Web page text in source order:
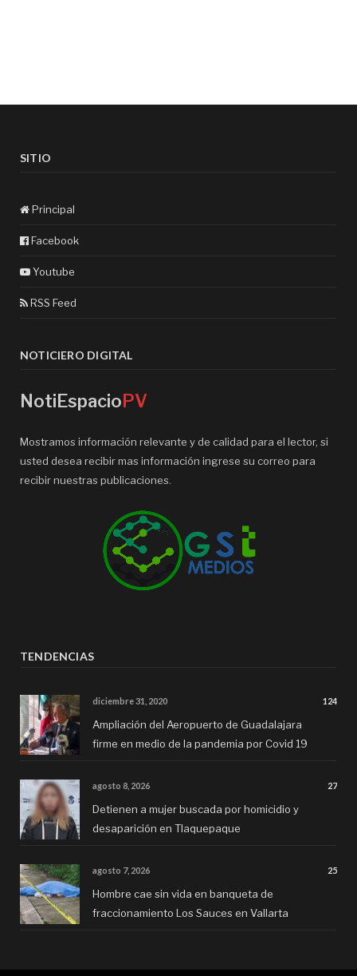
SITIO
Principal
Facebook
Youtube
RSS Feed
NOTICIERO DIGITAL
NotiEspacio PV
Mostramos información relevante y de calidad para el lector, si
usted desea recibir mas información ingrese su correo para
recibir nuestras publicaciones.
TENDENCIAS
diciembre 31, 2020 124
Ampliación del Aeropuerto de Guadalajara
firme en medio de la pandemia por Covid 19
agosto 8, 2026 27
Detienen a mujer buscada por homicidio y
desaparición en Tlaquepaque
agosto 7, 2026 25
Hombre cae sin vida en banqueta de
fraccionamiento Los Sauces en Vallarta